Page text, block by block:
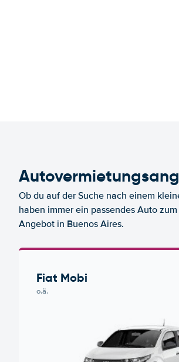
Ob du auf der Suche nach einem
haben immer ein passendes Auto
Angebot in Buenos Aires.
Fiat Mobi
o.ä.